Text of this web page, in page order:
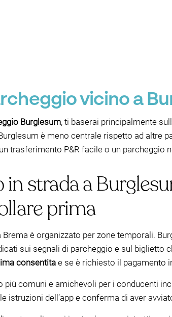
vicino a
Burglesum, ti baserai principalmente
è meno centrale rispetto ad altre
trasferimento P&R facile o un parcheggio
in strada a
prima
è organizzato per zone temporali.
sui segnali di parcheggio e sul biglietto
consentitae se è richiesto il pagamento
più comuni e amichevoli per i conducenti
istruzioni dell’app e conferma di aver